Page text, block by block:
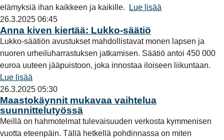
elämyksiä ihan kaikkeen ja kaikille.
Lue lisää
26.3.2025 06:45
Anna kiven kiertää: Lukko-säätiö
Lukko-säätiön avustukset mahdollistavat monen lapsen ja
nuoren urheiluharrastuksen jatkamisen. Säätiö antoi 450 000
euroa uuteen jääpuistoon, joka innostaa iloiseen liikuntaan.
Lue lisää
26.3.2025 05:30
Maastokäynnit mukavaa vaihtelua
suunnittelutyössä
Meillä on hahmotelmat tulevaisuuden verkosta kymmenisen
vuotta eteenpäin. Tällä hetkellä pohdinnassa on miten